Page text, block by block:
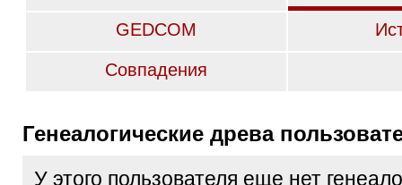
GEDCOM
Совпадения
Генеалогические древа
У этого пользователя еще нет